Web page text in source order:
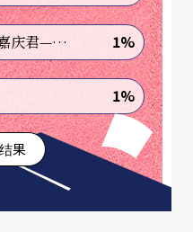
《转生到异世界成为嘉庆君—发现我的祖先是诈骗集团!?》 1%
1%
果